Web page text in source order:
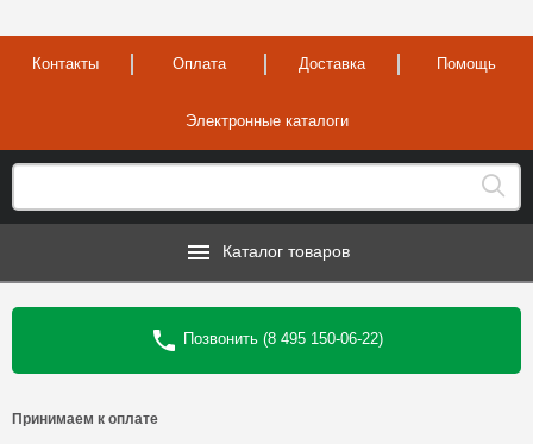
Контакты Оплата Доставка Помощь
Электронные каталоги
Каталог товаров
Позвонить (8 495 150-06-22)
Принимаем к оплате